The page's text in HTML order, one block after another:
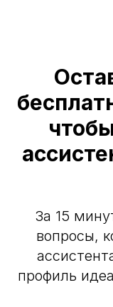
За 15
вопросы,
профиль